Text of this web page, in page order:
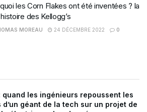
les Corn Flakes ont été inventées ? la
des Kellogg’s
MOREAU 24 DÉCEMBRE 2022 0
quand les ingénieurs repoussent les
d’un géant de la tech sur un projet de